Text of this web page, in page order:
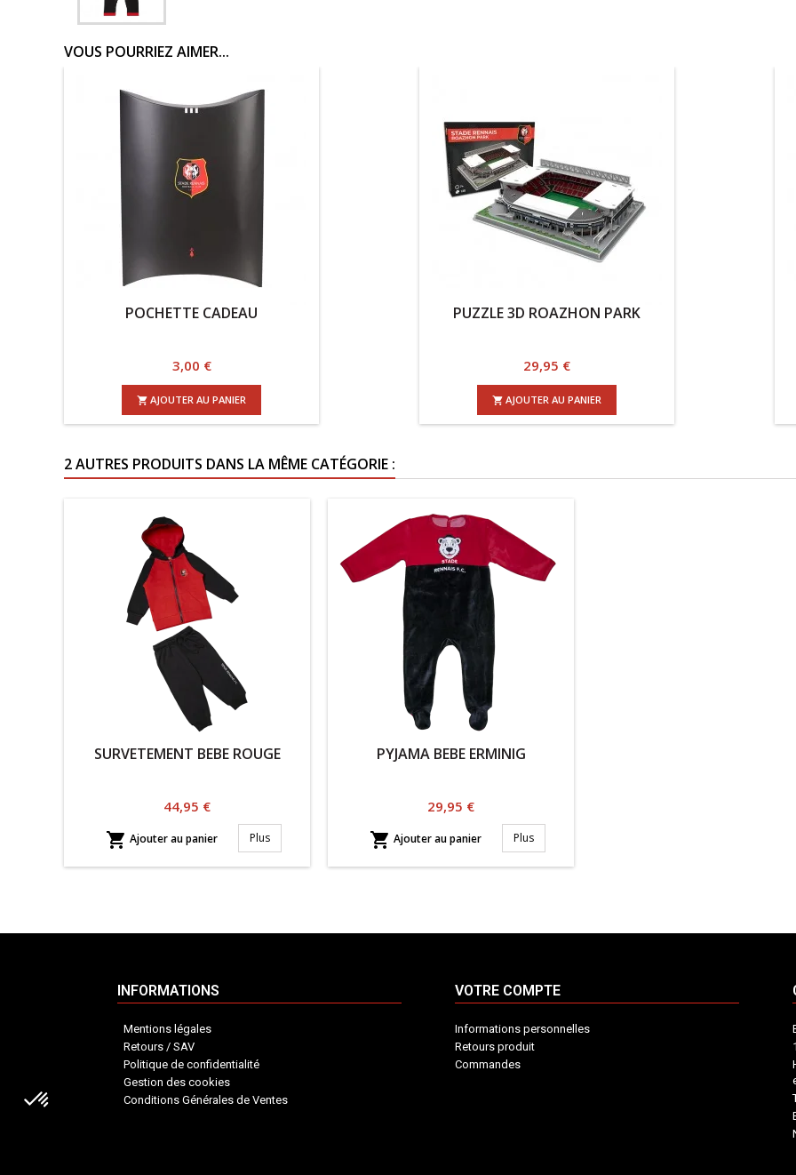
VOUS POURRIEZ AIMER...
POCHETTE CADEAU
Prix
3,00 €
 AJOUTER AU PANIER
PUZZLE 3D ROAZHON PARK
Prix
29,95 €
 AJOUTER AU PANIER
2 AUTRES PRODUITS DANS LA MÊME CATÉGORIE :
SURVETEMENT BEBE ROUGE
Prix
44,95 €
 Ajouter au panier Plus
PYJAMA BEBE ERMINIG
Prix
29,95 €
 Ajouter au panier Plus
INFORMATIONS
Mentions légales
Retours / SAV
Politique de confidentialité
Gestion des cookies
Conditions Générales de Ventes
VOTRE COMPTE
Informations personnelles
Retours produit
Commandes